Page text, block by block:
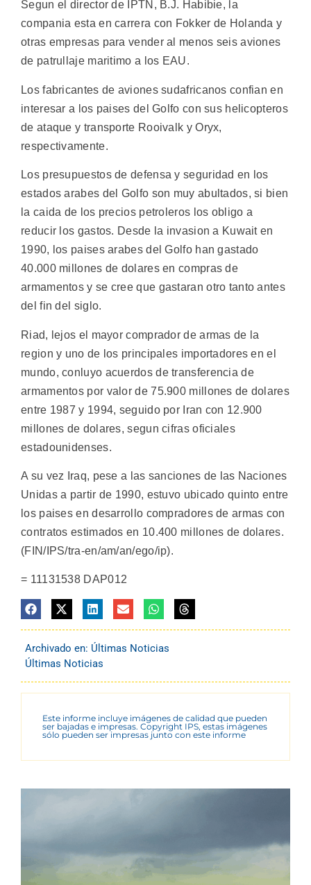
Segun el director de IPTN, B.J. Habibie, la
compania esta en carrera con Fokker de Holanda y
otras empresas para vender al menos seis aviones
de patrullaje maritimo a los EAU.
Los fabricantes de aviones sudafricanos confian en
interesar a los paises del Golfo con sus helicopteros
de ataque y transporte Rooivalk y Oryx,
respectivamente.
Los presupuestos de defensa y seguridad en los
estados arabes del Golfo son muy abultados, si bien
la caida de los precios petroleros los obligo a
reducir los gastos. Desde la invasion a Kuwait en
1990, los paises arabes del Golfo han gastado
40.000 millones de dolares en compras de
armamentos y se cree que gastaran otro tanto antes
del fin del siglo.
Riad, lejos el mayor comprador de armas de la
region y uno de los principales importadores en el
mundo, conluyo acuerdos de transferencia de
armamentos por valor de 75.900 millones de dolares
entre 1987 y 1994, seguido por Iran con 12.900
millones de dolares, segun cifras oficiales
estadounidenses.
A su vez Iraq, pese a las sanciones de las Naciones
Unidas a partir de 1990, estuvo ubicado quinto entre
los paises en desarrollo compradores de armas con
contratos estimados en 10.400 millones de dolares.
(FIN/IPS/tra-en/am/an/ego/ip).
= 11131538 DAP012
Archivado en: Últimas Noticias
Últimas Noticias
Este informe incluye imágenes de calidad que pueden
ser bajadas e impresas. Copyright IPS, estas imágenes
sólo pueden ser impresas junto con este informe